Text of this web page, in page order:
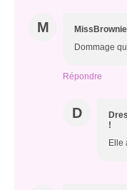
M MissBrownie
Dommage
Répondre
D
!
Elle